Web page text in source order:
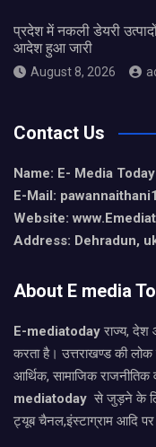
प्रदेश में नकली डेयरी
आदेश हुआ जारी
August 8, 2026
Contact Us
Name: E- Media Today
E-Mail:
Website:
Address: Dehradun,
About E media
E-mediatodayराज्य, देश
करता है। उत्तराखण्ड की
आर्थिक, सामाजिक राजनीतिक
mediatoday से जुड़ने के
ट्यूब चैनल,इंस्टाग्राम आदि